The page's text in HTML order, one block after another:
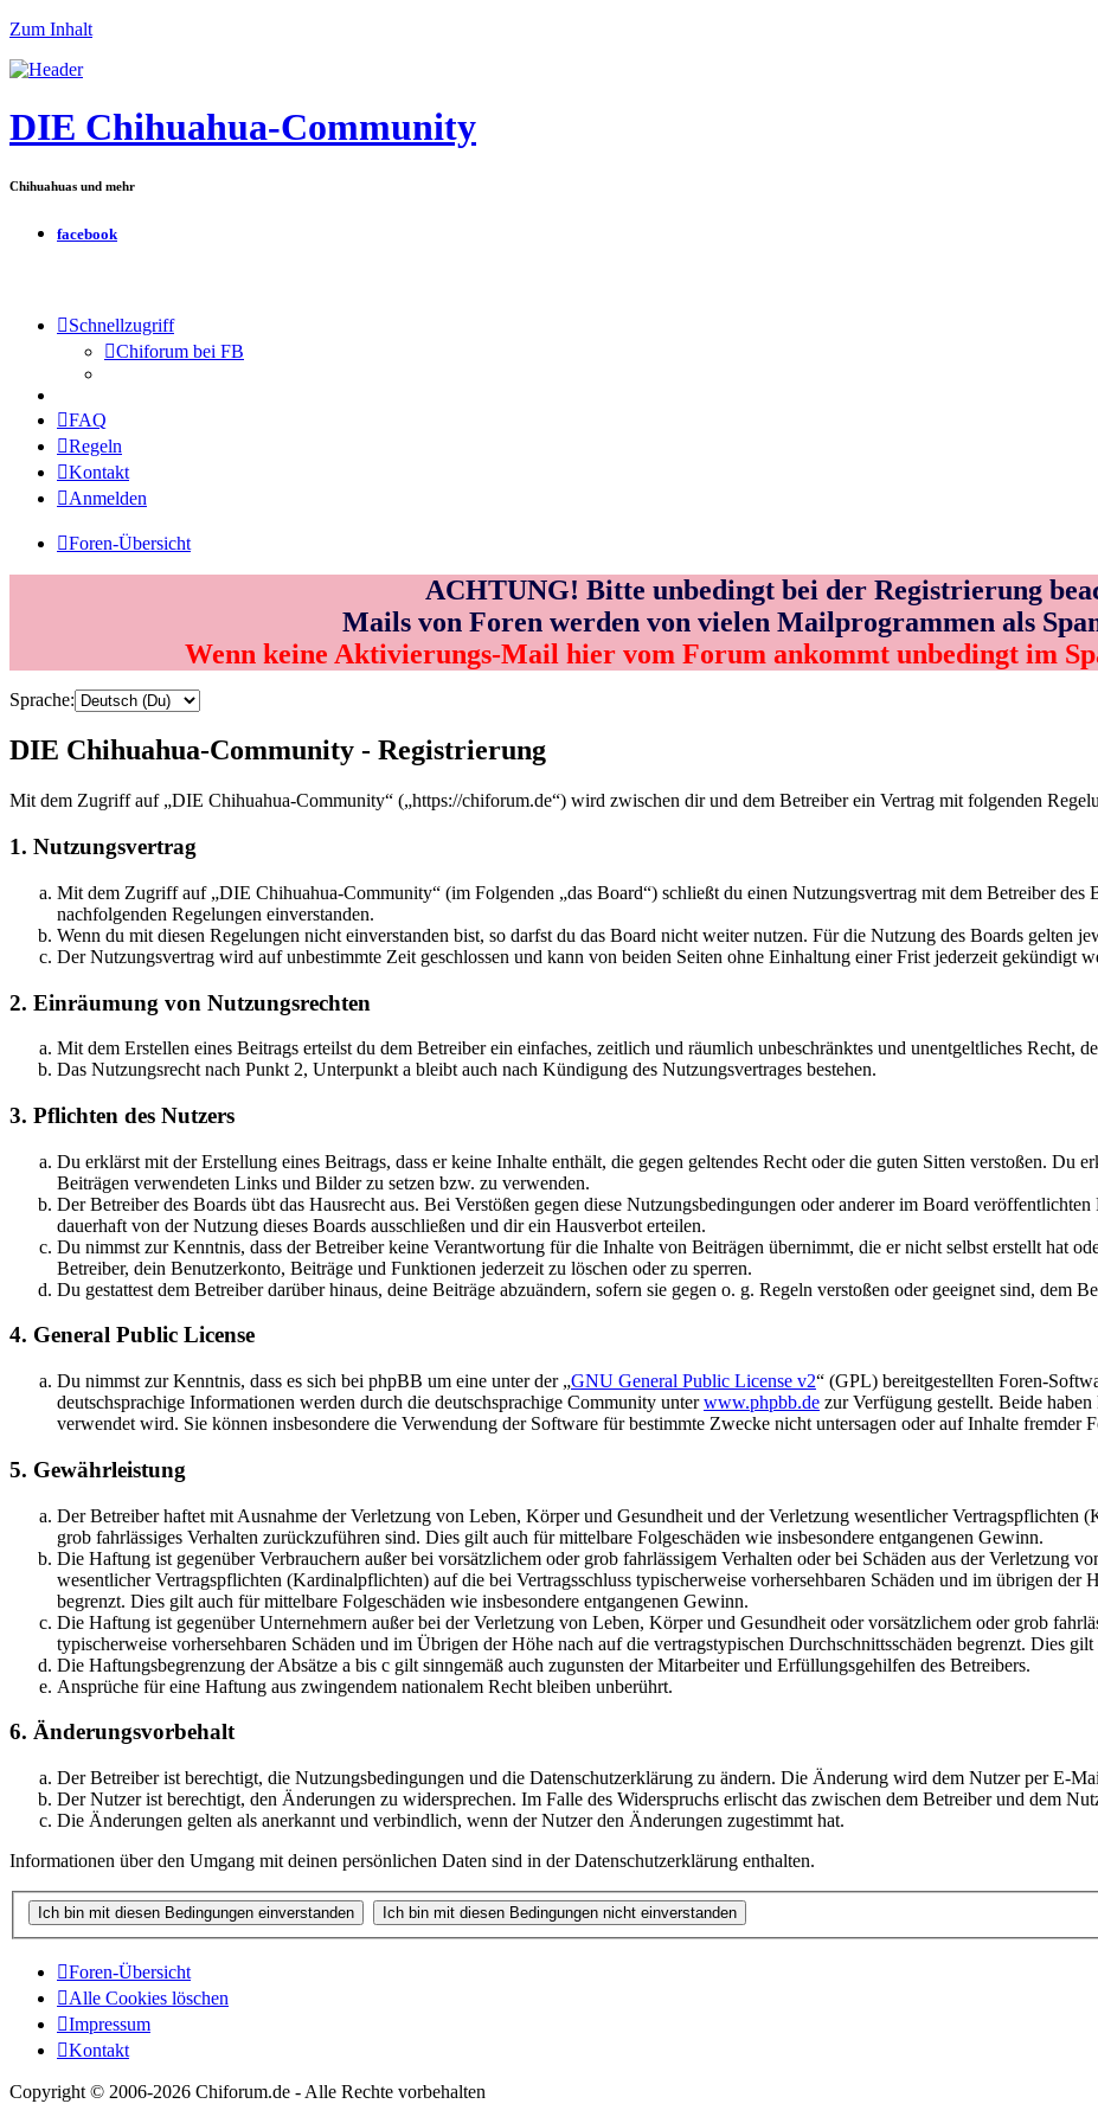
Zum Inhalt
DIE Chihuahua-Community
Chihuahuas und mehr
facebook
Schnellzugriff
Chiforum bei FB
FAQ
Regeln
Kontakt
Anmelden
Foren-Übersicht
ACHTUNG! Bitte unbedingt bei der Registrierung
Mails von Foren werden von vielen Mailprogrammen als
Wenn keine Aktivierungs-Mail hier vom Forum ankommt unbedingt im
Sprache:
DIE Chihuahua-Community - Registrierung
Mit dem Zugriff auf „DIE Chihuahua-Community“ („https://chiforum.de“) wird zwischen dir und dem Betreiber ein Vertrag mit folgenden
1. Nutzungsvertrag
Mit dem Zugriff auf „DIE Chihuahua-Community“ (im Folgenden „das Board“) schließt du einen Nutzungsvertrag mit dem Betreiber des
nachfolgenden Regelungen einverstanden.
Wenn du mit diesen Regelungen nicht einverstanden bist, so darfst du das Board nicht weiter nutzen. Für die Nutzung des Boards gelten
Der Nutzungsvertrag wird auf unbestimmte Zeit geschlossen und kann von beiden Seiten ohne Einhaltung einer Frist jederzeit gekündigt
2. Einräumung von Nutzungsrechten
Mit dem Erstellen eines Beitrags erteilst du dem Betreiber ein einfaches, zeitlich und räumlich unbeschränktes und unentgeltliches Recht,
Das Nutzungsrecht nach Punkt 2, Unterpunkt a bleibt auch nach Kündigung des Nutzungsvertrages bestehen.
3. Pflichten des Nutzers
Du erklärst mit der Erstellung eines Beitrags, dass er keine Inhalte enthält, die gegen geltendes Recht oder die guten Sitten verstoßen. Du
Beiträgen verwendeten Links und Bilder zu setzen bzw. zu verwenden.
Der Betreiber des Boards übt das Hausrecht aus. Bei Verstößen gegen diese Nutzungsbedingungen oder anderer im Board
dauerhaft von der Nutzung dieses Boards ausschließen und dir ein Hausverbot erteilen.
Du nimmst zur Kenntnis, dass der Betreiber keine Verantwortung für die Inhalte von Beiträgen übernimmt, die er nicht selbst erstellt hat
Betreiber, dein Benutzerkonto, Beiträge und Funktionen jederzeit zu löschen oder zu sperren.
Du gestattest dem Betreiber darüber hinaus, deine Beiträge abzuändern, sofern sie gegen o. g. Regeln verstoßen oder geeignet sind, dem
4. General Public License
Du nimmst zur Kenntnis, dass es sich bei phpBB um eine unter der „GNU General Public License v2“ (GPL) bereitgestellten Foren-
deutschsprachige Informationen werden durch die deutschsprachige Community unterwww.phpbb.de zur Verfügung gestellt. Beide
verwendet wird. Sie können insbesondere die Verwendung der Software für bestimmte Zwecke nicht untersagen oder auf Inhalte fremder
5. Gewährleistung
Der Betreiber haftet mit Ausnahme der Verletzung von Leben, Körper und Gesundheit und der Verletzung wesentlicher Vertragspflichten
grob fahrlässiges Verhalten zurückzuführen sind. Dies gilt auch für mittelbare Folgeschäden wie insbesondere entgangenen Gewinn.
Die Haftung ist gegenüber Verbrauchern außer bei vorsätzlichem oder grob fahrlässigem Verhalten oder bei Schäden aus der Verletzung
wesentlicher Vertragspflichten (Kardinalpflichten) auf die bei Vertragsschluss typischerweise vorhersehbaren Schäden und im übrigen der
begrenzt. Dies gilt auch für mittelbare Folgeschäden wie insbesondere entgangenen Gewinn.
Die Haftung ist gegenüber Unternehmern außer bei der Verletzung von Leben, Körper und Gesundheit oder vorsätzlichem oder grob
typischerweise vorhersehbaren Schäden und im Übrigen der Höhe nach auf die vertragstypischen Durchschnittsschäden begrenzt. Dies
Die Haftungsbegrenzung der Absätze a bis c gilt sinngemäß auch zugunsten der Mitarbeiter und Erfüllungsgehilfen des Betreibers.
Ansprüche für eine Haftung aus zwingendem nationalem Recht bleiben unberührt.
6. Änderungsvorbehalt
Der Betreiber ist berechtigt, die Nutzungsbedingungen und die Datenschutzerklärung zu ändern. Die Änderung wird dem Nutzer per E-
Der Nutzer ist berechtigt, den Änderungen zu widersprechen. Im Falle des Widerspruchs erlischt das zwischen dem Betreiber und dem
Die Änderungen gelten als anerkannt und verbindlich, wenn der Nutzer den Änderungen zugestimmt hat.
Informationen über den Umgang mit deinen persönlichen Daten sind in der Datenschutzerklärung enthalten.
Foren-Übersicht
Alle Cookies löschen
Impressum
Kontakt
Copyright © 2006-2026 Chiforum.de - Alle Rechte vorbehalten